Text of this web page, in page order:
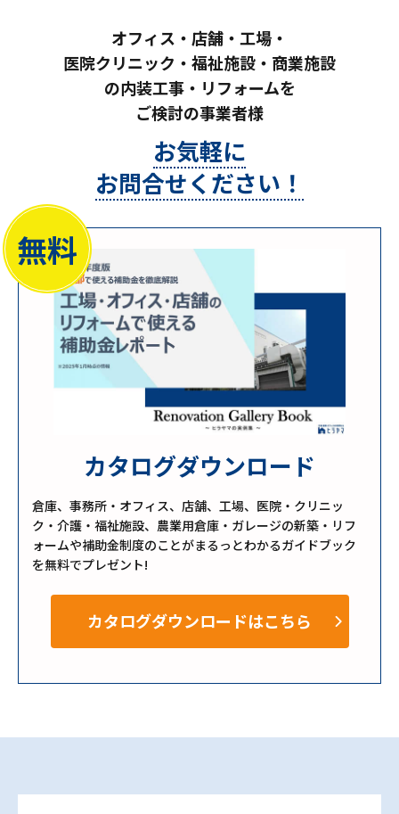
オフィス・店舗・工場・
医院クリニック・福祉施設・商業施設
の内装工事・リフォームを
ご検討の事業者様
お気軽に
お問合せください！
無料
カタログダウンロード
倉庫、事務所・オフィス、店舗、工場、医院・クリニッ
ク・介護・福祉施設、農業用倉庫・ガレージの新築・リフ
ォームや補助金制度のことがまるっとわかるガイドブック
を無料でプレゼント!
カタログダウンロードはこちら